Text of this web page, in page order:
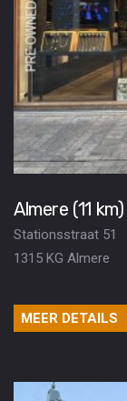
Almere (11 km)
Stationsstraat 51
1315 KG Almere
MEER DETAILS